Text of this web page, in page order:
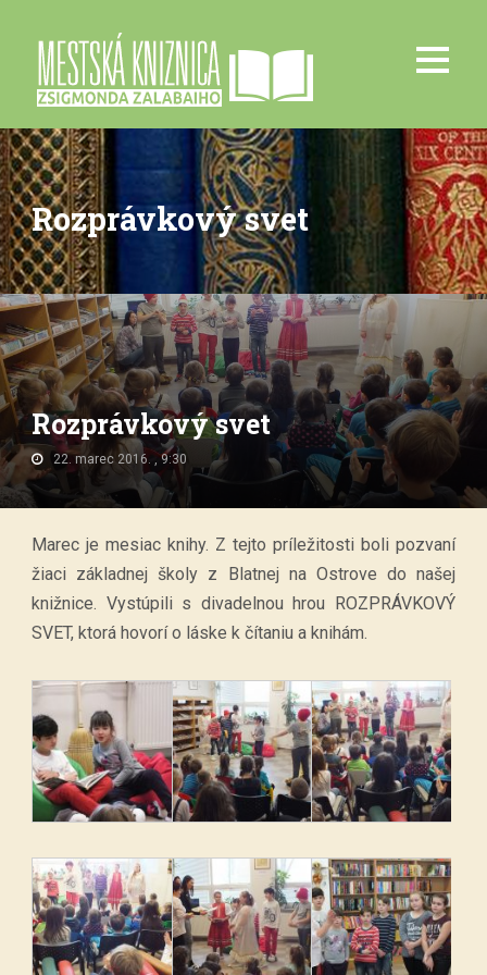
Rozprávkový svet
Rozprávkový svet
22. marec 2016. , 9:30
Marec je mesiac knihy. Z tejto príležitosti boli pozvaní
žiaci základnej školy z Blatnej na Ostrove do našej
knižnice. Vystúpili s divadelnou hrou ROZPRÁVKOVÝ
SVET, ktorá hovorí o láske k čítaniu a knihám.